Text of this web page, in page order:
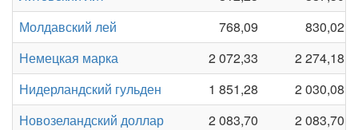
Молдавский лей
768,09
830,02
Немецкая марка
2 072,33
2 274,18
Нидерландский гульден
1 851,28
2 030,08
Новозеландский доллар
2 083,70
2 083,70